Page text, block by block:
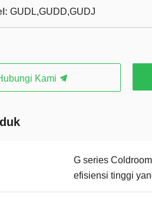
GUDL,GUDD,GUDJ
Kami
G series
efisiensi tinggi